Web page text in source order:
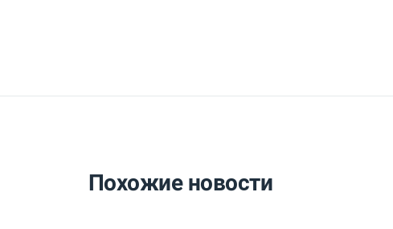
Похожие новости